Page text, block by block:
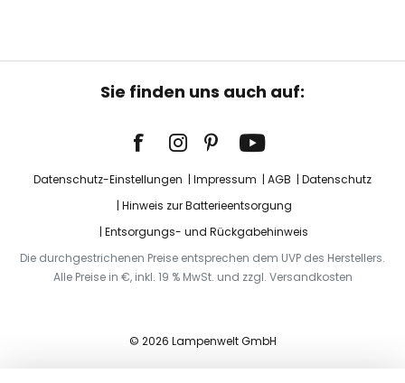
Sie finden uns auch auf:
Datenschutz-Einstellungen Impressum AGB
Datenschutz
Hinweis zur Batterieentsorgung
Entsorgungs- und Rückgabehinweis
Die durchgestrichenen Preise entsprechen dem UVP des Herstellers.
Alle Preise in €, inkl. 19 % MwSt. und zzgl. Versandkosten
© 2026 Lampenwelt GmbH